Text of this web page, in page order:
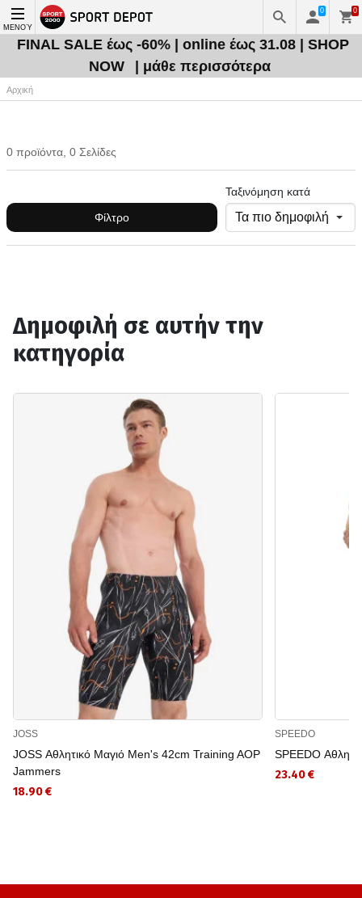
ΜΕΝΟΎ
0 0
FINAL SALE έως -60% | online έως 31.08 | SHOP
NOW
| μάθε περισσότερα
Αρχική
0 προϊόντα, 0 Σελίδες
Φίλτρο
Ταξινόμηση κατά
Δημοφιλή σε αυτήν την
κατηγορία
JOSS
JOSS Αθλητικό Μαγιό Men's 42cm Training AOP
Jammers
18.90 €
SPEEDO
SPEEDO
23.40 €